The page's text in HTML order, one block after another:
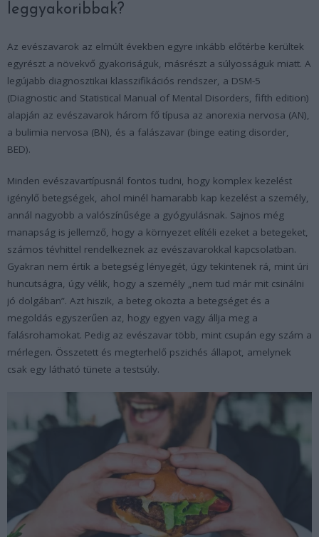
leggyakoribbak?
Az evészavarok az elmúlt években egyre inkább előtérbe kerültek
egyrészt a növekvő gyakoriságuk, másrészt a súlyosságuk miatt. A
legújabb diagnosztikai klasszifikációs rendszer, a DSM-5
(Diagnostic and Statistical Manual of Mental Disorders, fifth edition)
alapján az evészavarok három fő típusa az anorexia nervosa (AN),
a bulimia nervosa (BN), és a falászavar (binge eating disorder,
BED).
Minden evészavartípusnál fontos tudni, hogy komplex kezelést
igénylő betegségek, ahol minél hamarabb kap kezelést a személy,
annál nagyobb a valószínűsége a gyógyulásnak. Sajnos még
manapság is jellemző, hogy a környezet elítéli ezeket a betegeket,
számos tévhittel rendelkeznek az evészavarokkal kapcsolatban.
Gyakran nem értik a betegség lényegét, úgy tekintenek rá, mint úri
huncutságra, úgy vélik, hogy a személy „nem tud már mit csinálni
jó dolgában”. Azt hiszik, a beteg okozta a betegséget és a
megoldás egyszerűen az, hogy egyen vagy állja meg a
falásrohamokat. Pedig az evészavar több, mint csupán egy szám a
mérlegen. Összetett és megterhelő pszichés állapot, amelynek
csak egy látható tünete a testsúly.